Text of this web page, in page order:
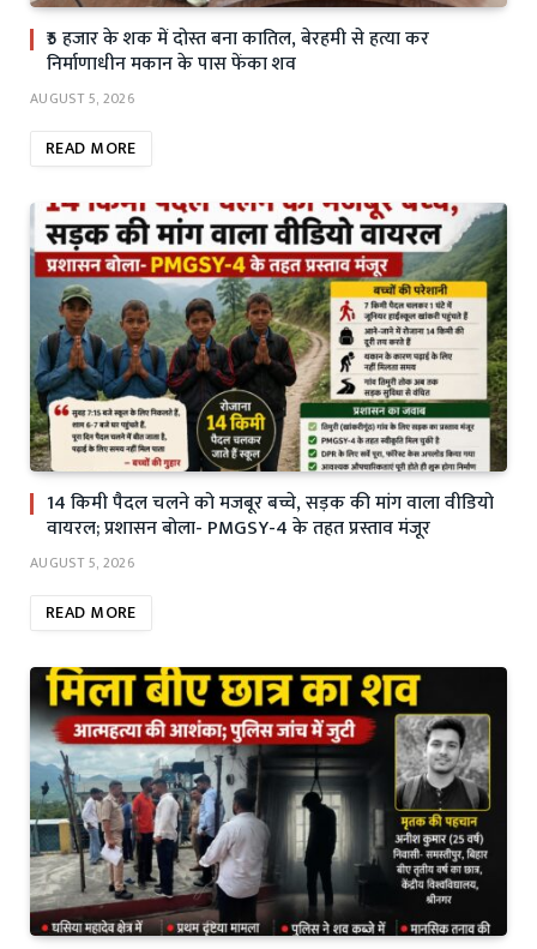
₹5 हजार के शक में दोस्त बना कातिल, बेरहमी से हत्या कर
निर्माणाधीन मकान के पास फेंका शव
AUGUST 5, 2026
READ MORE
14 किमी पैदल चलने को मजबूर बच्चे, सड़क की मांग वाला वीडियो
वायरल; प्रशासन बोला- PMGSY-4 के तहत प्रस्ताव मंजूर
AUGUST 5, 2026
READ MORE